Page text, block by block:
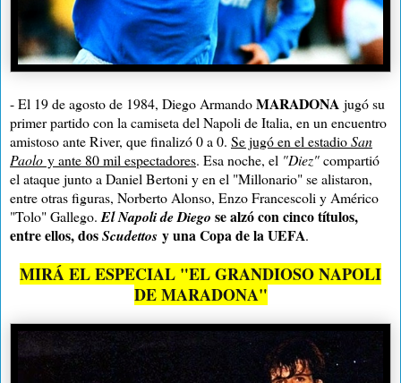
- El 19 de agosto de 1984, Diego ArmandoMARADONA jugó su
primer partido con la camiseta del Napoli de Italia, en un encuentro
amistoso ante River, que finalizó 0 a 0. Se jugó en el estadioSan
Paolo y ante 80 mil espectadores. Esa noche, el "Diez"compartió
el ataque junto a Daniel Bertoni y en el "Millonario" se alistaron,
entre otras figuras, Norberto Alonso, Enzo Francescoli y Américo
"Tolo" Gallego. El Napoli de Diego se alzó con cinco títulos,
entre ellos, dosScudettos y una Copa de la UEFA.
MIRÁ EL ESPECIAL "EL GRANDIOSO NAPOLI
DE MARADONA"